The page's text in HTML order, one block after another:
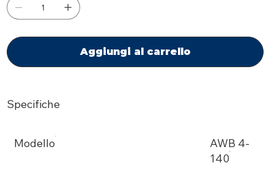
Aggiungi al carrello
Specifiche
Modello
AWB 4-
140